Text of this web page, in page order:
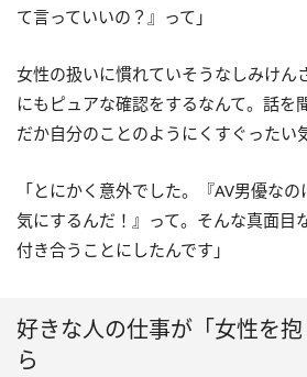
て言っていいの？』って」
女性の扱いに慣れていそうなしみけん
にもピュアな確認をするなんて。話を
だか自分のことのようにくすぐったい
「とにかく意外でした。『AV男優な
気にするんだ！』って。そんな真面目
付き合うことにしたんです」
好きな人の仕事が「女性を
ら